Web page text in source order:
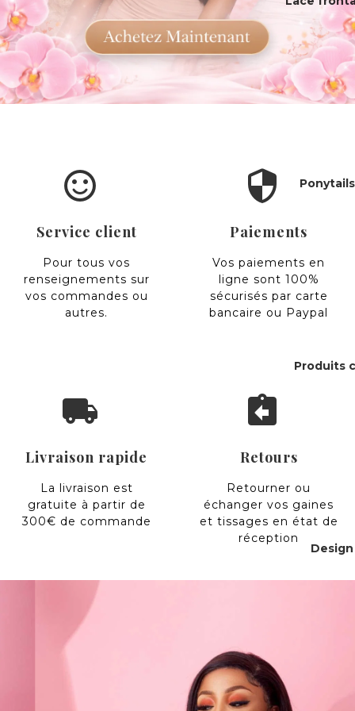
Produits
sentiment_satisfied_alt
Service client
Pour tous vos
renseignements sur
vos commandes ou
autres.
security
Paiements
Vos paiements en
ligne sont 100%
sécurisés par carte
bancaire ou Paypal
local_shipping
Livraison rapide
La livraison est
gratuite à partir de
300€ de commande
assignment_return
Retours
Retourner ou
échanger vos gaines
et tissages en état de
réception